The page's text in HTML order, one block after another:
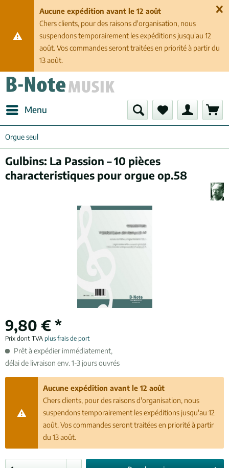
Aucune expédition avant le 12 août
Chers clients, pour des raisons d'organisation, nous
suspendons temporairement les expéditions jusqu'au 12
août. Vos commandes seront traitées en priorité à partir du
13 août.
Menu
Orgue seul
Gulbins: La Passion – 10 pièces
characteristiques pour orgue op.58
9,80 € *
Prix dont TVA plus frais de port
Prêt à expédier immédiatement,
délai de livraison env. 1-3 jours ouvrés
Aucune expédition avant le 12 août
Chers clients, pour des raisons d'organisation, nous
suspendons temporairement les expéditions jusqu'au 12
août. Vos commandes seront traitées en priorité à partir
du 13 août.